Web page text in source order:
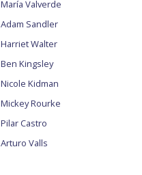
María Valverde
Adam Sandler
Harriet Walter
Ben Kingsley
Nicole Kidman
Mickey Rourke
Pilar Castro
Arturo Valls